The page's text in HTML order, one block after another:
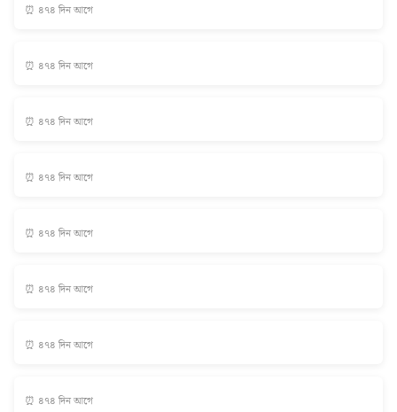
⏰ ৪৭৪ দিন আগে
⏰ ৪৭৪ দিন আগে
⏰ ৪৭৪ দিন আগে
⏰ ৪৭৪ দিন আগে
⏰ ৪৭৪ দিন আগে
⏰ ৪৭৪ দিন আগে
⏰ ৪৭৪ দিন আগে
⏰ ৪৭৪ দিন আগে